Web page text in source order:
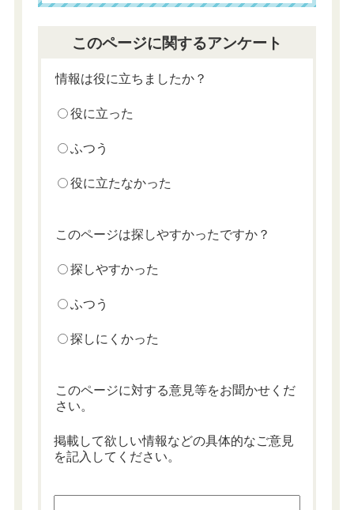
このページに関するアンケート
情報は役に立ちましたか？
役に立った
ふつう
役に立たなかった
このページは探しやすかったですか？
探しやすかった
ふつう
探しにくかった
このページに対する意見等をお聞かせくだ
さい。
掲載して欲しい情報などの具体的なご意見
を記入してください。